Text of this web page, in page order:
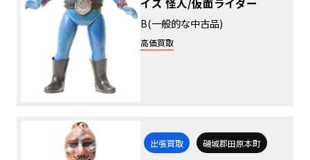
B(一般的な中古品)
高価買取
出張買取 磯城郡田原本町